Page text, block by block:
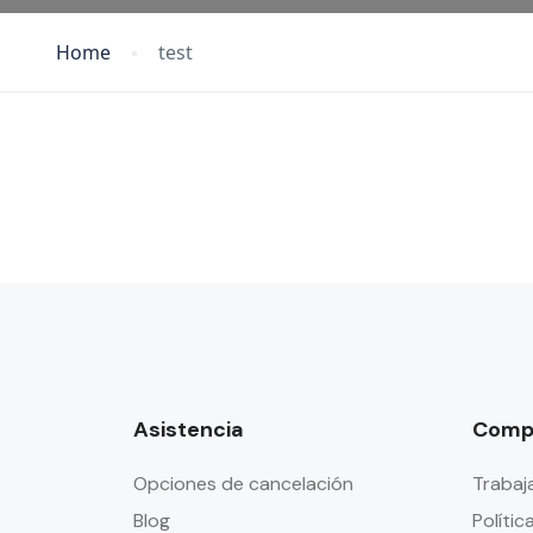
Home test
Asistencia
Opciones de cancelación
Blog